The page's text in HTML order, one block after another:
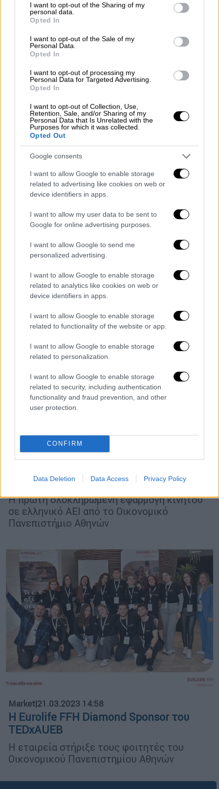
not limited to your visit or usage behaviour. You may click to
grant or deny consent to Google and its third-party tags to
use your data for below specified purposes in below Google
consent section.
I want to opt-out of the Sharing of my
personal data.
Opted In
I want to opt-out of the Sale of my
Personal Data.
Opted In
I want to opt-out of processing my
Personal Data for Targeted Advertising.
Opted In
I want to opt-out of Collection, Use,
Retention, Sale, and/or Sharing of my
Personal Data that Is Unrelated with the
Purposes for which it was collected.
Opted Out
Google consents
I want to allow Google to enable storage
related to advertising like cookies on web or
device identifiers in apps.
I want to allow my user data to be sent to
Google for online advertising purposes.
I want to allow Google to send me
personalized advertising.
I want to allow Google to enable storage
related to analytics like cookies on web or
device identifiers in apps.
I want to allow Google to enable storage
related to functionality of the website or app.
I want to allow Google to enable storage
related to personalization.
I want to allow Google to enable storage
related to security, including authentication
functionality and fraud prevention, and other
user protection.
CONFIRM
Data Deletion Data Access Privacy Policy
Παιδεία|16.07.2024 06:56
Έρευνα: Υψηλά ποσοστά απορρόφησης
στην αγορά εργασίας για τους
απόφοιτους της ΑΣΟΕΕ - Εργάζονται 8
στους 10
Τι δηλώνουν οι απόφοιτοι των ετών 2021-
2024 για τη δουλειά τους και τους μισθούς
που λαμβάνουν
25.04.2024 06:25
myAUEB: Νέα εφαρμογή «φέρνει» το
των φοιτητών
Η πρώτη ολοκληρωμένη εφαρμογή κινητού
σε ελληνικό ΑΕΙ από το Οικονομικό
Πανεπιστήμιο Αθηνών
Market|21.03.2023 14:58
Η Eurolife FFH Diamond Sponsor του
TEDxAUEB
Η εταιρεία στήριξε τους φοιτητές του
Οικονομικού Πανεπιστημίου Αθηνών